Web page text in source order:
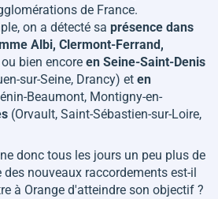
de France.
on a détecté sa présence dans
Albi, Clermont-Ferrand,
ou bien encore en Seine-Saint-Denis
sur-Seine, Drancy) et en
Beaumont, Montigny-en-
(Orvault, Saint-Sébastien-sur-Loire,
donc tous les jours un peu plus de
nouveaux raccordements est-il
à Orange d'atteindre son objectif ?